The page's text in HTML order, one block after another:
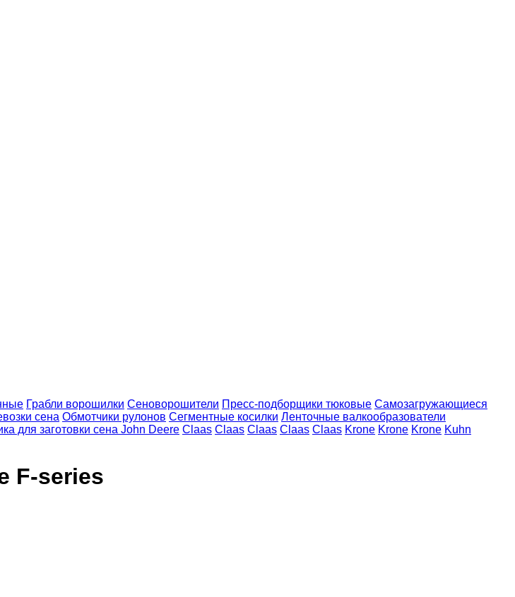
Грабли ворошилки Сеноворошители Пресс-подборщики тюковые Самозагружающиеся
сена Обмотчики рулонов Сегментные косилки Ленточные валкообразователи
для заготовки сена John Deere Claas Claas Claas Claas Claas Krone Krone Krone Kuhn
F-series